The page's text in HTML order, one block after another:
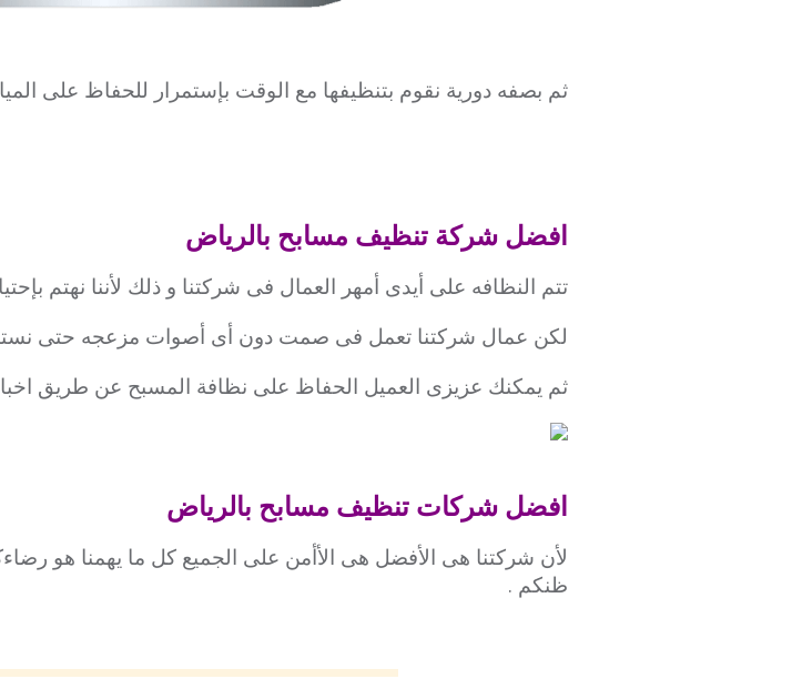
ثم بصفه دورية نقوم بتنظيفها مع الوقت بإستمرار للحفاظ على
افضل شركة تنظيف مسابح بالرياض
تتم النظافه على أيدى أمهر العمال فى شركتنا و ذلك لأننا نهتم
لكن عمال شركتنا تعمل فى صمت دون أى أصوات مزعجه حتى
ثم يمكنك عزيزى العميل الحفاظ على نظافة المسبح عن طريق
افضل شركات تنظيف مسابح بالرياض
لأن شركتنا هى الأفضل هى الأأمن على الجميع كل ما يهمنا هو
ظنكم .